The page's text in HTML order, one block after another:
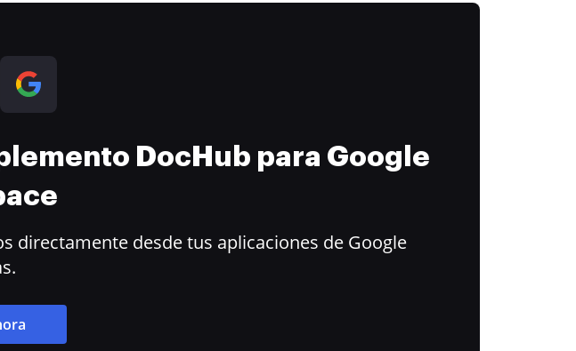
DocHub para Google
directamente desde tus aplicaciones de Google